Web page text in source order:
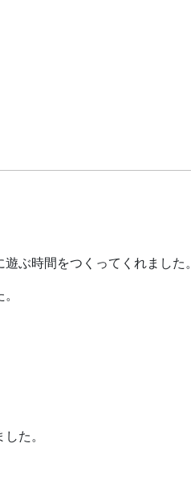
ぶ時間をつくってくれました。
た。